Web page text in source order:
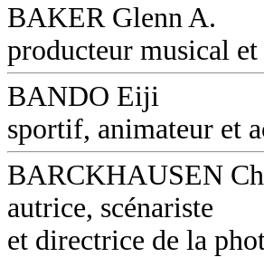
BAKER Glenn A.
producteur musical
BANDO Eiji
sportif, animateur et
BARCKHAUSEN
autrice, scénariste
et directrice de la